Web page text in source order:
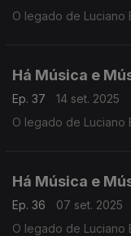
O legado de Luciano
Há Música e
Ep. 37
14 set. 2025
O legado de Luciano
Há Música e
Ep. 36
07 set. 2025
O legado de Luciano